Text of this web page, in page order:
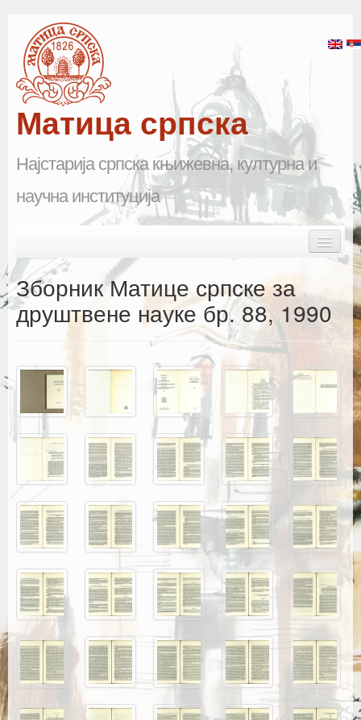
Матица српска
Најстарија српска књижевна, културна и
научна институција
Почетна
Матица српска
Каталог издања
Летопис Матице српске
Гласник Матице српске
Е–издања
Најаве
Зборник Матице српске за
друштвене науке бр. 88, 1990